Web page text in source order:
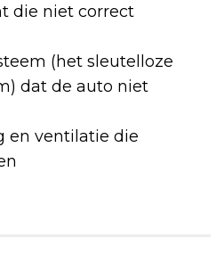
die niet correct
(het sleutelloze
dat de auto niet
en ventilatie die